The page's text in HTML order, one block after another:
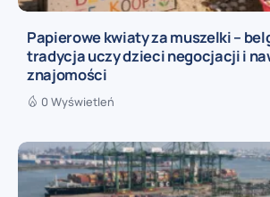
Papierowe kwiaty za muszelki –
tradycja uczy dzieci negocjacji i
znajomości
0 Wyświetleń